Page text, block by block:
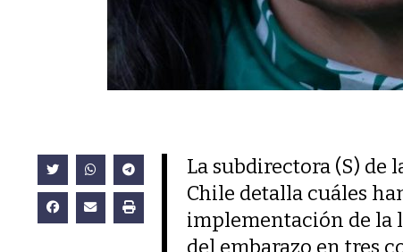
La subdirectora (S) de
Chile detalla cuáles
implementación de la
del embarazo en tres